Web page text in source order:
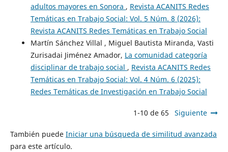
adultos mayores en Sonora , Revista ACANITS Redes
Temáticas en Trabajo Social: Vol. 5 Núm. 8 (2026):
Revista ACANITS Redes Temáticas en Trabajo Social
Martín Sánchez Villal , Miguel Bautista Miranda, Vasti
Zurisadai Jiménez Amador, La comunidad categoría
disciplinar de trabajo social , Revista ACANITS Redes
Temáticas en Trabajo Social: Vol. 4 Núm. 6 (2025):
Redes Temáticas de Investigación en Trabajo Social
1-10 de 65 Siguiente
También puede Iniciar una búsqueda de similitud avanzada
para este artículo.